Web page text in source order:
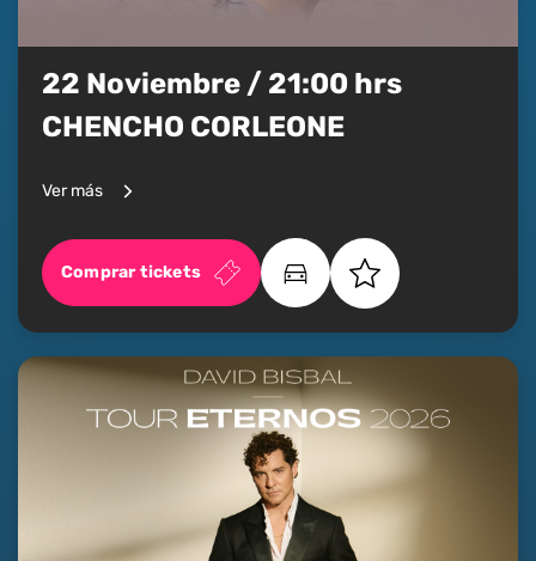
22 Noviembre / 21:00 hrs
CHENCHO CORLEONE
Ver más
Comprar tickets